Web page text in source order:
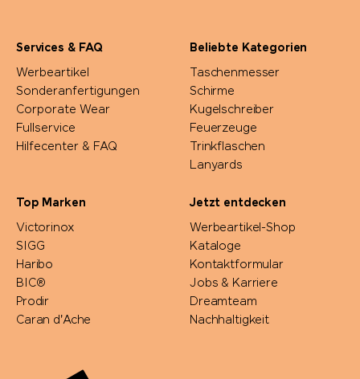
DETAILS
Services & FAQ
Werbeartikel
Sonderanfertigungen
Corporate Wear
Fullservice
Hilfecenter & FAQ
Beliebte Kategorien
Taschenmesser
Schirme
Kugelschreiber
Feuerzeuge
Trinkflaschen
Lanyards
Top Marken
Victorinox
SIGG
Haribo
BIC®
Prodir
Caran d'Ache
Jetzt entdecken
Werbeartikel-Shop
Kataloge
Kontaktformular
Jobs & Karriere
Dreamteam
Nachhaltigkeit